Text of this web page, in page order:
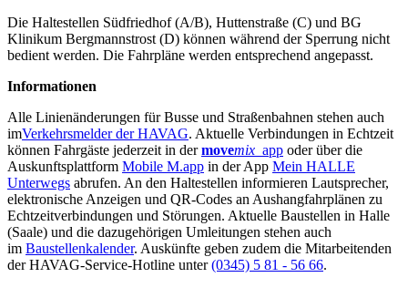
Die Haltestellen Südfriedhof (A/B), Huttenstraße (C) und BG
Klinikum Bergmannstrost (D) können während der Sperrung nicht
bedient werden. Die Fahrpläne werden entsprechend angepasst.
Informationen
Alle Linienänderungen für Busse und Straßenbahnen stehen auch
imVerkehrsmelder der HAVAG. Aktuelle Verbindungen in Echtzeit
können Fahrgäste jederzeit in dermovemix _app oder über die
Auskunftsplattform Mobile M.app in der App Mein HALLE
Unterwegs abrufen. An den Haltestellen informieren Lautsprecher,
elektronische Anzeigen und QR-Codes an Aushangfahrplänen zu
Echtzeitverbindungen und Störungen. Aktuelle Baustellen in Halle
(Saale) und die dazugehörigen Umleitungen stehen auch
im Baustellenkalender. Auskünfte geben zudem die Mitarbeitenden
der HAVAG-Service-Hotline unter(0345) 5 81 - 56 66.